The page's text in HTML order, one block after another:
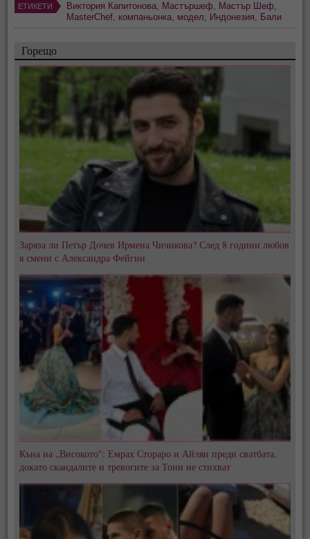
ЕТИКЕТИ Виктория Капитонова, Мастършеф, Мастър Шеф,
MasterChef, компаньонка, модел, Индонезия, Бали
Горещо
Заряза ли Петър Дочев Ирмена Чичикова? След 8 години любов
я смени с Александра Фейгин
Къна на „Високото": Емрах Стораро и Айлян преди сватбата,
докато скандалите и тревогите за Тони не стихват